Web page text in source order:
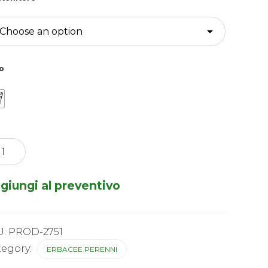
al preventivo
PROD-2751
ERBACEE PERENNI